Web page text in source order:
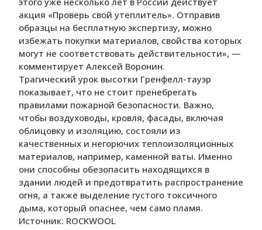
акция «Проверь свой утеплитель». Отправив
образцы на бесплатную экспертизу, можно
избежать покупки материалов, свойства которых
могут не соответствовать действительности», —
комментирует Алексей Воронин.
Трагический урок высотки Гренфелл-тауэр
показывает, что не стоит пренебрегать
правилами пожарной безопасности. Важно,
чтобы воздуховоды, кровля, фасады, включая
облицовку и изоляцию, состояли из
качественных и негорючих теплоизоляционных
материалов, например, каменной ваты. Именно
они способны обезопасить находящихся в
здании людей и предотвратить распространение
огня, а также выделение густого токсичного
дыма, который опаснее, чем само пламя.
Источник: ROCKWOOL